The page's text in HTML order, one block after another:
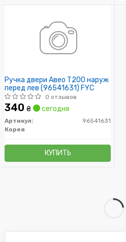
Ручка двери Авео Т200 наруж
перед лев (96541631) FYC
0 отзывов
340 ₴ сегодня
Артикул:
96541631
Корея
КУПИТЬ